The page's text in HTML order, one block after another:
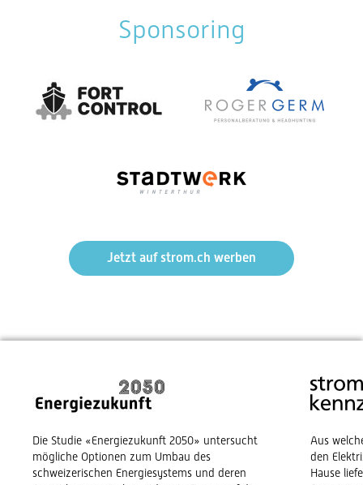
Sponsoring
Jetzt auf strom.ch werben
Die Studie «Energiezukunft 2050» untersucht
mögliche Optionen zum Umbau des
schweizerischen Energiesystems und deren
Aus
den
Hause